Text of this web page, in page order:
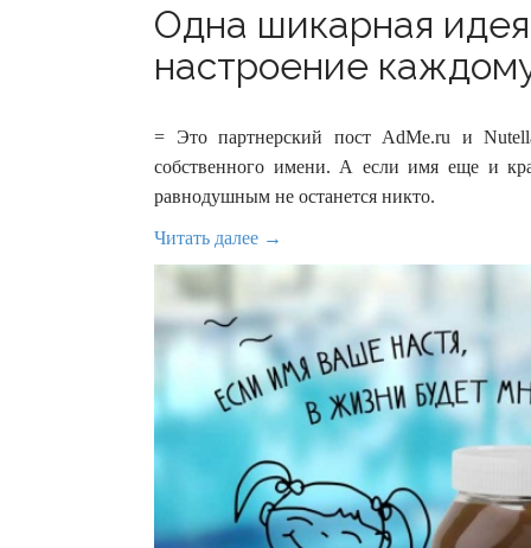
Одна шикарная
настроение
= Это партнерский пост AdMe.ru и
собственного имени. А если имя еще и
равнодушным не останется никто.
Читать далее →